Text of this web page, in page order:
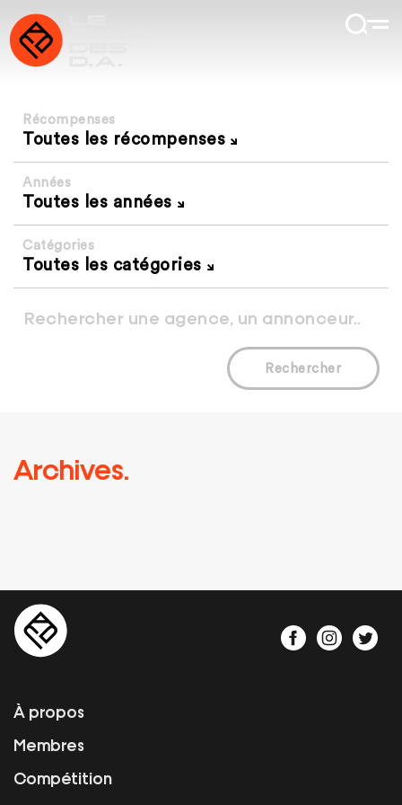
Récompenses
Toutes les récompenses
Années
Toutes les années
Catégories
Toutes les catégories
Rechercher
Archives.
À propos
Membres
Compétition